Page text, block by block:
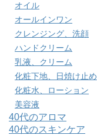
オイル
オールインワン
クレンジング、洗顔
ハンドクリーム
乳液、クリーム
化粧下地、日焼け止め
化粧水、ローション
美容液
40代のアロマ
40代のスキンケア